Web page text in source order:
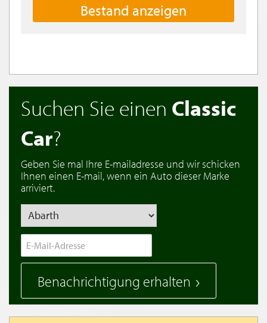
Bestand anzeigen
Suchen Sie einen Classic
Car?
Geben Sie mal Ihre E-mailadresse und wir schicken
Ihnen einen E-mail, wenn ein Auto dieser Marke
arriviert.
Benachrichtigung erhalten